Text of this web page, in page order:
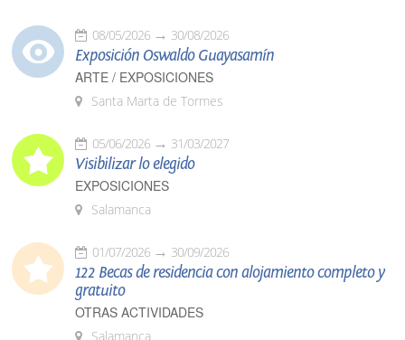
08/05/2026 30/08/2026
Exposición Oswaldo Guayasamín
ARTE / EXPOSICIONES
Santa Marta de Tormes
05/06/2026 31/03/2027
Visibilizar lo elegido
EXPOSICIONES
Salamanca
01/07/2026 30/09/2026
122 Becas de residencia con alojamiento completo y
gratuito
OTRAS ACTIVIDADES
Salamanca